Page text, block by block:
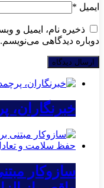
ایمیل *
ذخیره نام، ایمیل و
دوباره دیدگاهی می‌نویسم.
خبرنگاران،
سازوکار